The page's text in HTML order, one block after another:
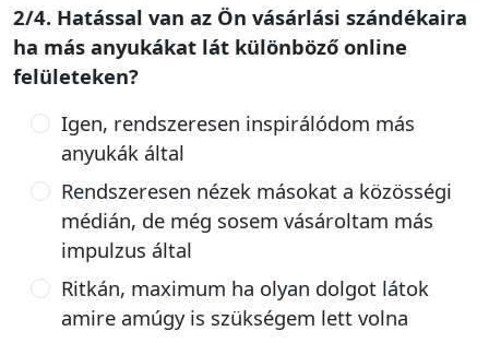
2/4. Hatással van az Ön vásárlási szándékaira
ha más anyukákat lát különböző online
felületeken?
Igen, rendszeresen inspirálódom más
anyukák által
Rendszeresen nézek másokat a közösségi
médián, de még sosem vásároltam más
impulzus által
Ritkán, maximum ha olyan dolgot látok
amire amúgy is szükségem lett volna